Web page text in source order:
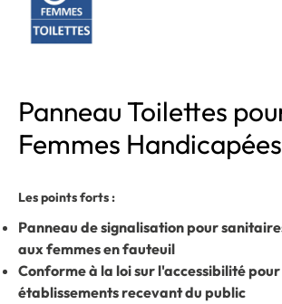
Panneau Toilettes
Femmes Handicapées
Les points forts :
Panneau de signalisation pour
aux femmes en fauteuil
Conforme à la loi sur l'accessibilité pour
établissements recevant du public